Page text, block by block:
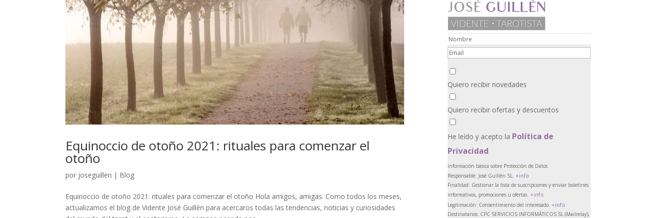
Equinoccio de otoño 2021: rituales para comenzar el
otoño
por joseguillen | Blog
Equinoccio de otoño 2021: rituales para comenzar el otoño Hola amigos, amigas. Como todos los meses,
actualizamos el blog de Vidente José Guillén para acercaros todas las tendencias, noticias y curiosidades
Quiero recibir novedades
Quiero recibir ofertas y descuentos
He leído y acepto la Política de
Privacidad
Información básica sobre Protección de Datos
Responsable: José Guillén SL. +info
Finalidad: Gestionar la lista de suscripciones y enviar boletines
informativos, promociones u ofertas. +info
Legitimación: Consentimiento del interesado. +info
Destinatarios: CPC SERVICIOS INFORMÁTICOS SL (Mailrelay),